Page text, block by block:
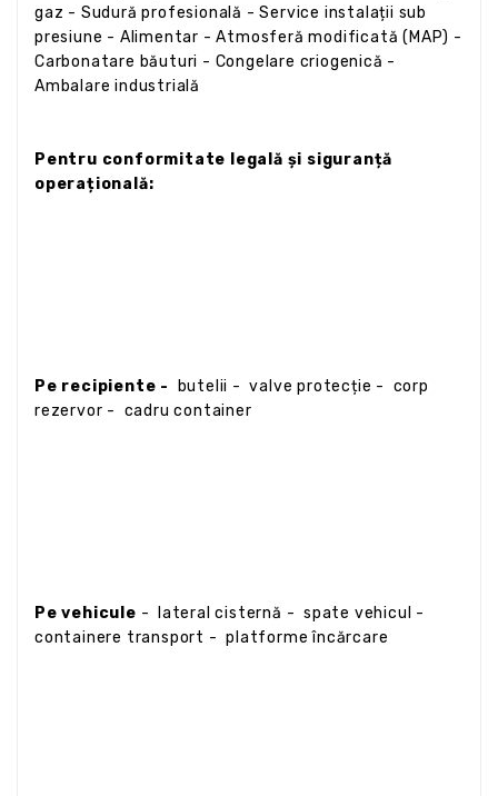
gaz - Sudură profesională - Service instalații sub
presiune - Alimentar - Atmosferă modificată (MAP) -
Carbonatare băuturi - Congelare criogenică -
Ambalare industrială
Pentru conformitate legală și siguranță
operațională:
Pe recipiente -
butelii - valve protecție - corp
rezervor - cadru container
Pe vehicule - lateral cisternă - spate vehicul -
containere transport - platforme încărcare